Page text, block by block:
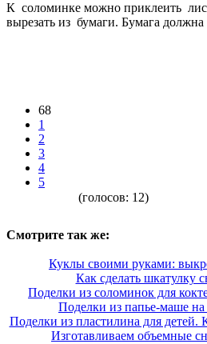
К соломинке можно приклеить
вырезать из бумаги. Бумага должна
68
1
2
3
4
5
(голосов: 12)
Смотрите так же:
Куклы своими руками:
Как сделать шкатулку
Поделки из соломинок для
Поделки из папье-маше
Поделки из пластилина для детей.
Изготавливаем объемные